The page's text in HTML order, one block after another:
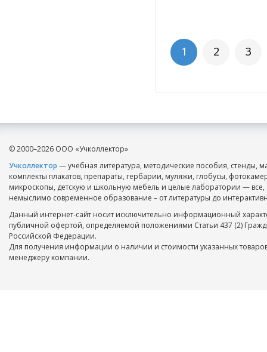
1 2 3
© 2000–2026 ООО «Учколлектор»
Учколлектор — учебная литература, методические пособия, стенды,
комплекты плакатов, препараты, гербарии, муляжи, глобусы,
микроскопы, детскую и школьную мебель и целые лаборатории — все,
немыслимо современное образование – от литературы до
Данный интернет-сайт носит исключительно информационный
публичной офертой, определяемой положениями Статьи 437 (2)
Российской Федерации.
Для получения информации о наличии и стоимости указанных
менеджеру компании.